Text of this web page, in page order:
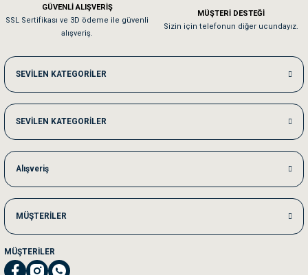
Kedilerim beğeniyorlar. Memnunuz. Uygun fiyatta olması iyi.
Me***** Ya******
Akşam verdiğim sipariş bir sonraki gün elime ulaştı. Jack russell köpeğim
Ka***** Ar******
Ufak bir sorun harici sorun olmadı sağolsunlar onuda hemen çözdüler
GÜVENLİ ALIŞVERİŞ
SSL Sertifikası ve 3D ödeme ile güvenli
alışveriş.
MÜŞTERİ DESTEĞİ
Sizin için telefonun diğer ucundayız.
SEVİLEN KATEGORİLER
SEVİLEN KATEGORİLER
Alışveriş
MÜŞTERİLER
MÜŞTERİLER